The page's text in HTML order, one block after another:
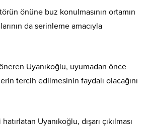
önüne buz konulmasının ortamın
da serinleme amacıyla
Uyanıkoğlu, uyumadan önce
tercih edilmesinin faydalı olacağını
Uyanıkoğlu, dışarı çıkılması